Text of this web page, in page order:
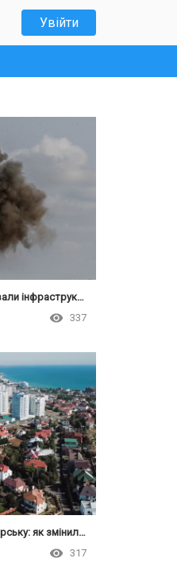
Увійти
Загарбники знов атакували інфраструктуру Чорноморська: десять осіб постраждали
337
Нерухомість у Чорноморську: як змінились ціни на житло з початком війни
317